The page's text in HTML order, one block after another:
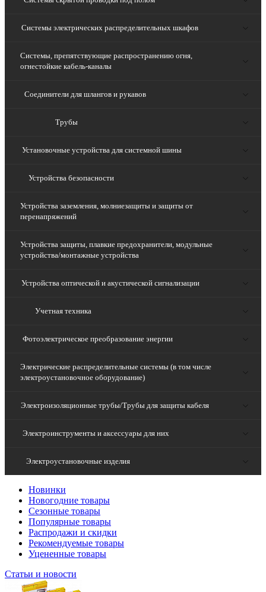
Системы электрических распределительных шкафов
Системы, препятствующие распространению огня,
огнестойкие кабель-каналы
Соединители для шлангов и рукавов
Трубы
Установочные устройства для системной шины
Устройства безопасности
Устройства заземления, молниезащиты и защиты от
перенапряжений
Устройства защиты, плавкие предохранители, модульные
устройства/монтажные устройства
Устройства оптической и акустической сигнализации
Учетная техника
Фотоэлектрическое преобразование энергии
Электрические распределительные системы (в том числе
электроустановочное оборудование)
Электроизоляционные трубы/Трубы для защиты кабеля
Электроинструменты и аксессуары для них
Электроустановочные изделия
Новинки
Новогодние товары
Сезонные товары
Популярные товары
Распродажи и скидки
Рекомендуемые товары
Уцененные товары
Статьи и новости